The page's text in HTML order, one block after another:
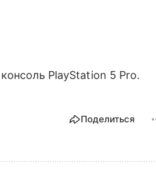
PlayStation 5 Pro.
Поделиться